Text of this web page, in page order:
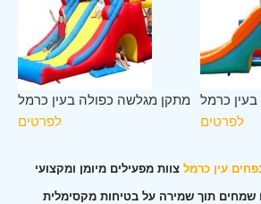
מתקן מגלשה כפולה בעין כרמל
לפרטים
לפרטים
עין כרמל צוות מפעילים מיומן ומקצועי
שמחים תוך שמירה על בטיחות מקסימלית